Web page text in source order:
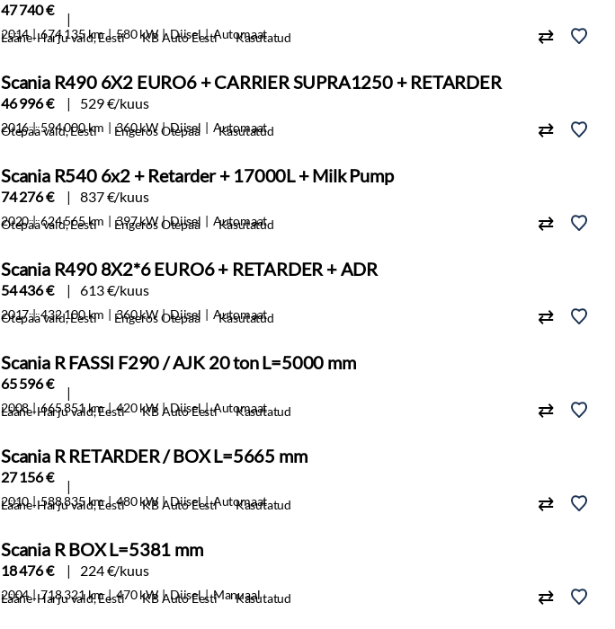
47 740 €
2014 674 135 km 580 kW Diisel Automaat
Lääne-Harju vald, Eesti KB Auto Eesti Kasutatud
Scania R490 6X2 EURO6 + CARRIER SUPRA1250 + RETARDER
46 996 € 529 €/kuus
2016 594 000 km 360 kW Diisel Automaat
Otepää vald, Eesti Engeros Otepää Kasutatud
Scania R540 6x2 + Retarder + 17000L + Milk Pump
74 276 € 837 €/kuus
2020 624 565 km 397 kW Diisel Automaat
Otepää vald, Eesti Engeros Otepää Kasutatud
Scania R490 8X2*6 EURO6 + RETARDER + ADR
54 436 € 613 €/kuus
2017 432 100 km 360 kW Diisel Automaat
Otepää vald, Eesti Engeros Otepää Kasutatud
Scania R FASSI F290 / AJK 20 ton L=5000 mm
65 596 €
2008 665 851 km 420 kW Diisel Automaat
Lääne-Harju vald, Eesti KB Auto Eesti Kasutatud
Scania R RETARDER / BOX L=5665 mm
27 156 €
2010 588 835 km 480 kW Diisel Automaat
Lääne-Harju vald, Eesti KB Auto Eesti Kasutatud
Scania R BOX L=5381 mm
18 476 € 224 €/kuus
2004 718 321 km 470 kW Diisel Manuaal
Lääne-Harju vald, Eesti KB Auto Eesti Kasutatud